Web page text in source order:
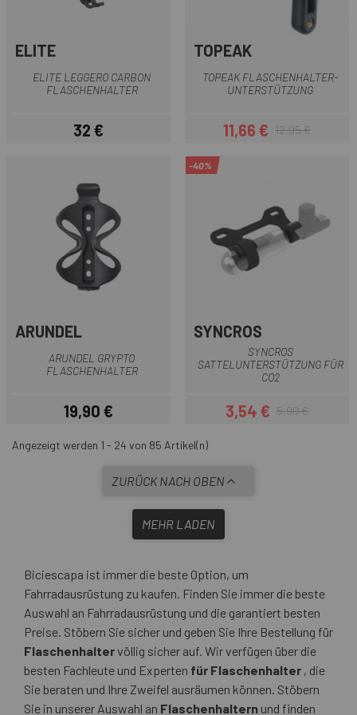
ELITE
ELITE LEGGERO CARBON
FLASCHENHALTER
Preis
32 €
TOPEAK
TOPEAK FLASCHENHALTER-
UNTERSTÜTZUNG
Preis
11,66 €Regulärer Preis
12,95 €
ARUNDEL
ARUNDEL GRYPTO
FLASCHENHALTER
Preis
19,90 €
-40%
SYNCROS
SYNCROS
SATTELUNTERSTÜTZUNG FÜR
CO2
Preis
3,54 €Regulärer Preis
5,90 €
Angezeigt werden 1 - 24 von 85 Artikel(n)
ZURÜCK NACH OBEN
MEHR LADEN
Biciescapa ist immer die beste Option, um
Fahrradausrüstung zu kaufen. Finden Sie immer die beste
Auswahl an Fahrradausrüstung und die garantiert besten
Preise. Stöbern Sie sicher und geben Sie Ihre Bestellung für
Flaschenhaltervöllig sicher auf. Wir verfügen über die
besten Fachleute und Experten für Flaschenhalter , die
Sie beraten und Ihre Zweifel ausräumen können. Stöbern
Sie in unserer Auswahl an Flaschenhaltern und finden